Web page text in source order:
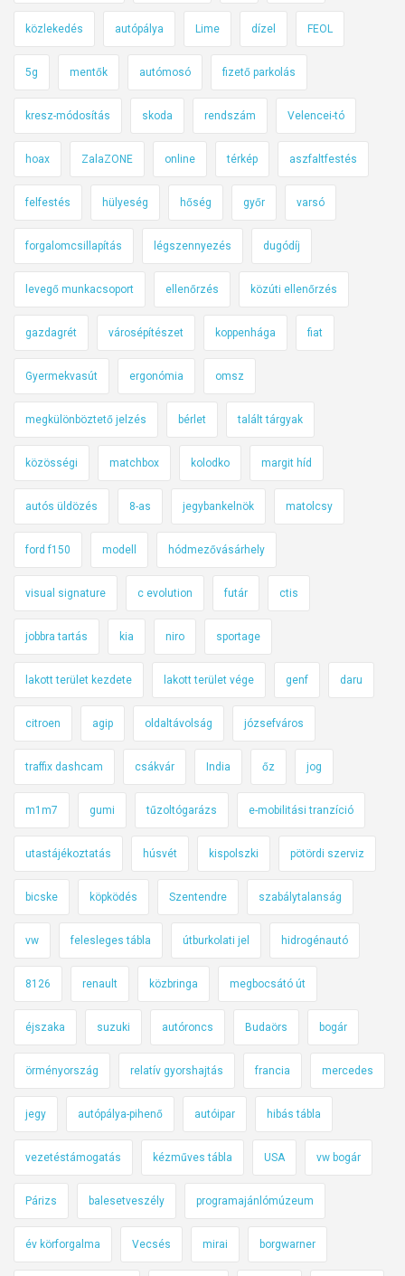
közlekedés autópálya Lime dízel FEOL
5g mentők autómosó fizető parkolás
kresz-módosítás skoda rendszám Velencei-tó
hoax ZalaZONE online térkép aszfaltfestés
felfestés hülyeség hőség győr varsó
forgalomcsillapítás légszennyezés dugódíj
levegő munkacsoport ellenőrzés közúti ellenőrzés
gazdagrét városépítészet koppenhága fiat
Gyermekvasút ergonómia omsz
megkülönböztető jelzés bérlet talált tárgyak
közösségi matchbox kolodko margit híd
autós üldözés 8-as jegybankelnök matolcsy
ford f150 modell hódmezővásárhely
visual signature c evolution futár ctis
jobbra tartás kia niro sportage
lakott terület kezdete lakott terület vége genf daru
citroen agip oldaltávolság józsefváros
traffix dashcam csákvár India őz jog
m1m7 gumi tűzoltógarázs e-mobilitási tranzíció
utastájékoztatás húsvét kispolszki pötördi szerviz
bicske köpködés Szentendre szabálytalanság
vw felesleges tábla útburkolati jel hidrogénautó
8126 renault közbringa megbocsátó út
éjszaka suzuki autóroncs Budaörs bogár
örményország relatív gyorshajtás francia mercedes
jegy autópálya-pihenő autóipar hibás tábla
vezetéstámogatás kézműves tábla USA vw bogár
Párizs balesetveszély programajánlómúzeum
év körforgalma Vecsés mirai borgwarner